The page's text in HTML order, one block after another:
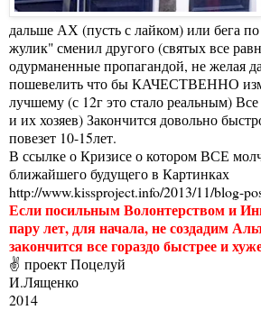
дальше АХ (пусть с лайком) или бега
жулик" сменил другого (святых все
одурманенные пропагандой, не желая
пошевелить что бы КАЧЕСТВЕННО
лучшему (с 12г это стало реальным)
и их хозяев) Закончится довольно
повезет 10-15лет.
В ссылке о Кризисе о котором ВСЕ
ближайшего будущего в Картинках
http://www.kissproject.info/2013/11/blog-
Если посильным Волонтерством и
пару лет, для начала, не создадим
закончится все гораздо быстрее и
✌ проект Поцелуй
И.Лященко
2014